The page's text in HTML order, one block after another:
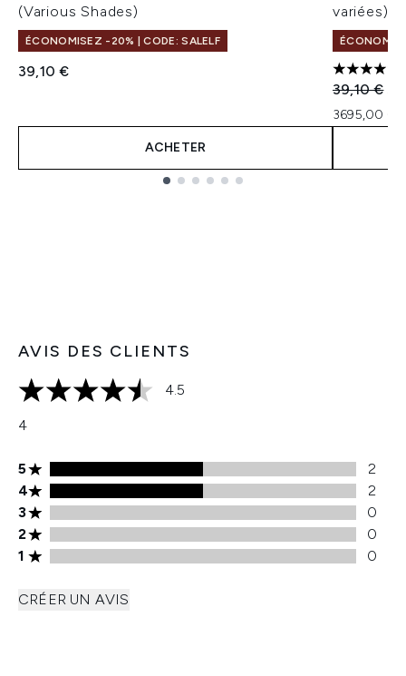
(Various Shades)
ÉCONOMISEZ -20% | CODE: SALELF
39,10 €
ACHETER
variées)
4 étoiles
Prix de
39,10 €
3695,00 €
AVIS DES CLIENTS
4.5 étoiles sur un maximum de 5
4.5
4
Note de 5 étoiles 2 avis
5
2
Note de 4 étoiles 2 avis
4
2
Note de 3 étoiles 0 avis
3
0
Note de 2 étoiles 0 avis
2
0
Note de 1 étoiles 0 avis
1 0
CRÉER UN AVIS